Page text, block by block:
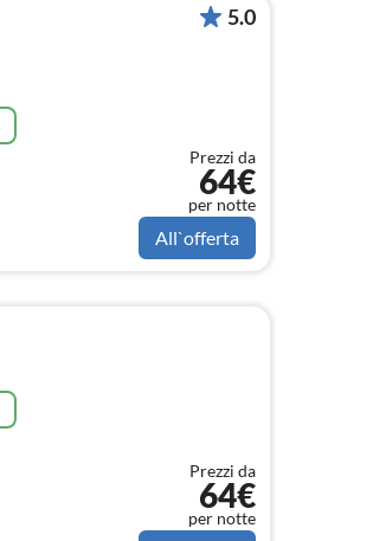
5.0
Prezzi da
64€
per notte
All`offerta
Prezzi da
64€
per notte